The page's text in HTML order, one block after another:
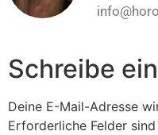
Schreibe
Deine E-Mail-Adresse
Erforderliche Felder